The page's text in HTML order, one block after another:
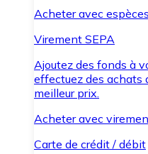
Acheter avec espèces
Virement SEPA
Ajoutez des fonds à
effectuez des achats
meilleur prix.
Acheter avec
Carte de crédit / débit